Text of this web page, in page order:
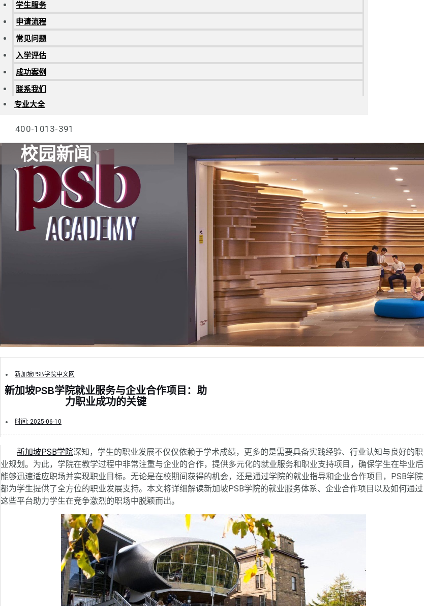
学生服务
申请流程
常见问题
入学评估
成功案例
联系我们
专业大全
400-1013-391
校园新闻
新加坡PSB学院中文网
新加坡PSB学院就业服务与企业合作项目：助
力职业成功的关键
时间: 2025-06-10
新加坡PSB学院深知，学生的职业发展不仅仅依赖于学术成绩，更多的是需要具备实践经验、行业认知与良好的职
业规划。为此，学院在教学过程中非常注重与企业的合作，提供多元化的就业服务和职业支持项目，确保学生在毕业后
能够迅速适应职场并实现职业目标。无论是在校期间获得的机会，还是通过学院的就业指导和企业合作项目，PSB学院
都为学生提供了全方位的职业发展支持。本文将详细解读新加坡PSB学院的就业服务体系、企业合作项目以及如何通过
这些平台助力学生在竞争激烈的职场中脱颖而出。